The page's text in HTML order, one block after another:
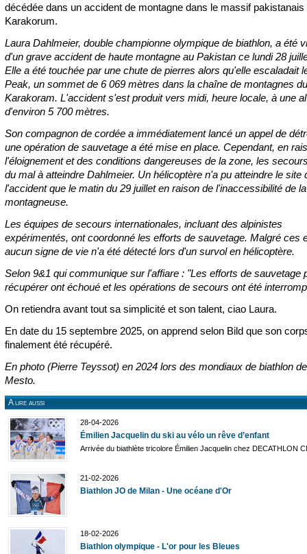
décédée dans un accident de montagne dans le massif pakistanais
Karakorum.
Laura Dahlmeier, double championne olympique de biathlon, a été
d'un grave accident de haute montagne au Pakistan ce lundi 28
Elle a été touchée par une chute de pierres alors qu'elle escaladait
Peak, un sommet de 6 069 mètres dans la chaîne de montagnes du
Karakoram. L'accident s'est produit vers midi, heure locale, à une
d'environ 5 700 mètres.
Son compagnon de cordée a immédiatement lancé un appel de
une opération de sauvetage a été mise en place. Cependant, en
l'éloignement et des conditions dangereuses de la zone, les
du mal à atteindre Dahlmeier. Un hélicoptère n'a pu atteindre le site
l'accident que le matin du 29 juillet en raison de l'inaccessibilité de
montagneuse.
Les équipes de secours internationales, incluant des alpinistes
expérimentés, ont coordonné les efforts de sauvetage. Malgré ces
aucun signe de vie n'a été détecté lors d'un survol en hélicoptère.
Selon 9&1 qui communique sur l'affiare : "Les efforts de sauvetage
récupérer ont échoué et les opérations de secours ont été
On retiendra avant tout sa simplicité et son talent, ciao Laura.
En date du 15 septembre 2025, on apprend selon Bild que son
finalement été récupéré.
En photo (Pierre Teyssot) en 2024 lors des mondiaux de biathlon
Mesto.
A lire aussi
28-04-2026
Émilien Jacquelin du ski au vélo un rêve d’enfant
Arrivée du biathlète tricolore Émilien Jacquelin chez DECATHLON
21-02-2026
Biathlon JO de Milan - Une océane d'Or
18-02-2026
Biathlon olympique - L'or pour les Bleues